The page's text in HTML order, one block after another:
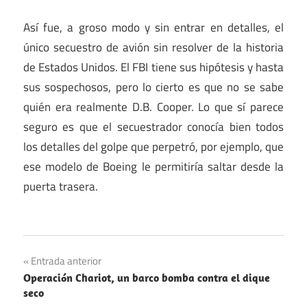
Así fue, a groso modo y sin entrar en detalles, el
único secuestro de avión sin resolver de la historia
de Estados Unidos. El FBI tiene sus hipótesis y hasta
sus sospechosos, pero lo cierto es que no se sabe
quién era realmente D.B. Cooper. Lo que sí parece
seguro es que el secuestrador conocía bien todos
los detalles del golpe que perpetró, por ejemplo, que
ese modelo de Boeing le permitiría saltar desde la
puerta trasera.
Navegación
de
Entrada anterior
Operación Chariot, un barco bomba contra el dique
seco